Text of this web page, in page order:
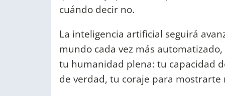
cuándo decir no.
La inteligencia artificial seguirá
mundo cada vez más
tu humanidad plena: tu capacidad
de verdad, tu coraje para mostrarte